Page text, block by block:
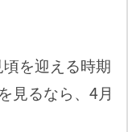
を迎える時期
見るなら、4月